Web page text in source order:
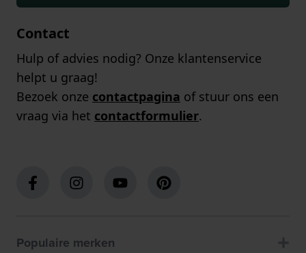
Contact
Hulp of advies nodig? Onze klantenservice
helpt u graag!
Bezoek onze contactpagina of stuur ons een
vraag via het contactformulier.
Populaire merken